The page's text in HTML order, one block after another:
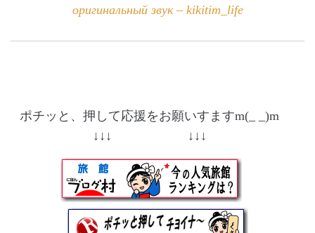
оригинальный звук – kikitim_life
ポチッと、押して応援をお願いすますm(_ _)m
↓↓↓ ↓↓↓